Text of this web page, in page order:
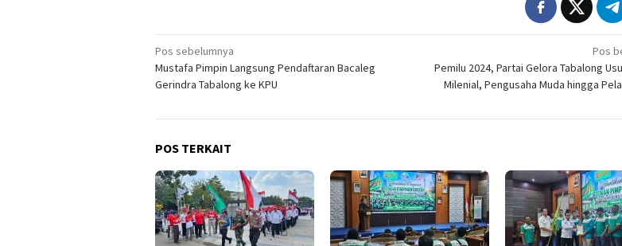
Navigasi
pos
Pos sebelumnya
Mustafa Pimpin Langsung Pendaftaran Bacaleg
Gerindra Tabalong ke KPU
Pos
Pemilu 2024, Partai Gelora Tabalong
Milenial, Pengusaha Muda hingga
POS TERKAIT